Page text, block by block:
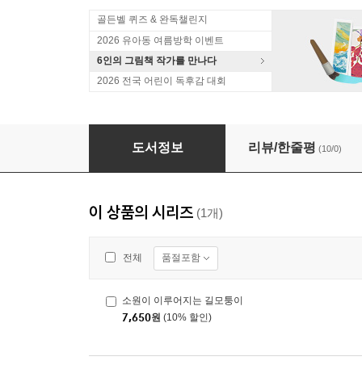
골든벨 퀴즈 & 완독챌린지
2026 유아동 여름방학 이벤트
6인의 그림책 작가를 만나다
2026 전국 어린이 독후감 대회
소원이 이루어지는 길모퉁이
도서정보 리뷰/한줄평 (10/0)
이 상품의 시리즈 (1개)
전체 품절포함
소원이 이루어지는 길모퉁이
7,650원 (10% 할인)